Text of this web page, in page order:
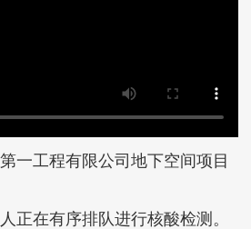
一工程有限公司地下空间项目
正在有序排队进行核酸检测。